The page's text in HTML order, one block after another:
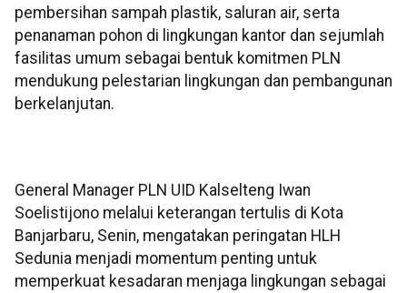
pembersihan sampah plastik, saluran air, serta
penanaman pohon di lingkungan kantor dan sejumlah
fasilitas umum sebagai bentuk komitmen PLN
mendukung pelestarian lingkungan dan pembangunan
berkelanjutan.
General Manager PLN UID Kalselteng Iwan
Soelistijono melalui keterangan tertulis di Kota
Banjarbaru, Senin, mengatakan peringatan HLH
Sedunia menjadi momentum penting untuk
memperkuat kesadaran menjaga lingkungan sebagai